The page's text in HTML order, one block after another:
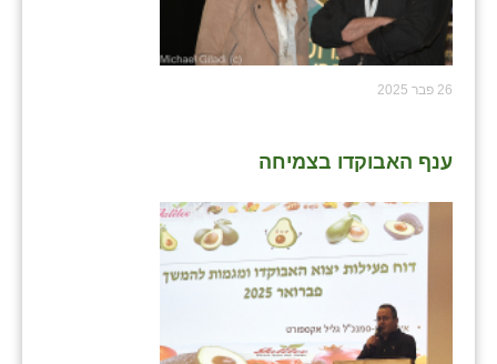
26 פבר 2025
ענף האבוקדו בצמיחה